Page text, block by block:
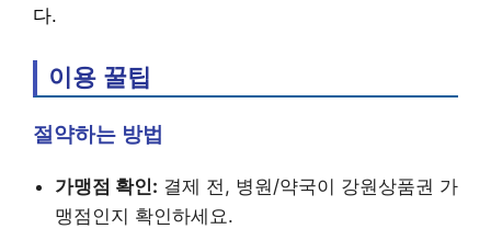
다.
이용 꿀팁
절약하는 방법
가맹점 확인: 결제 전, 병원/약국이 강원상품권 가
맹점인지 확인하세요.